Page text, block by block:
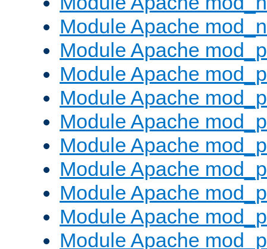
Module Apache
Module Apache
Module Apache
Module Apache
Module Apache
Module Apache
Module Apache
Module Apache
Module Apache
Module Apache